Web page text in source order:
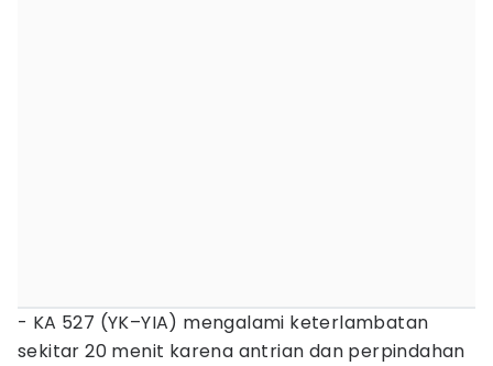
- KA 527 (YK–YIA) mengalami keterlambatan
sekitar 20 menit karena antrian dan perpindahan